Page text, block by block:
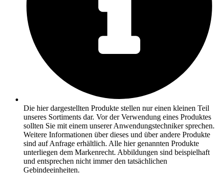
Die hier dargestellten Produkte stellen nur einen kleinen Teil
unseres Sortiments dar. Vor der Verwendung eines Produktes
sollten Sie mit einem unserer Anwendungstechniker sprechen.
Weitere Informationen über dieses und über andere Produkte
sind auf Anfrage erhältlich. Alle hier genannten Produkte
unterliegen dem Markenrecht. Abbildungen sind beispielhaft
und entsprechen nicht immer den tatsächlichen
Gebindeeinheiten.